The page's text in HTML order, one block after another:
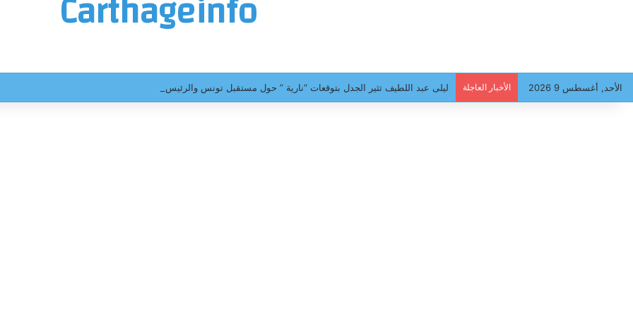
الأحد, أغسطس 9 2026 الأخبار العاجلة ليلى عبد اللطيف تثير الجدل بتوقعات “نارية ” حول مستقبل تونس والرئيس قيس سعيد